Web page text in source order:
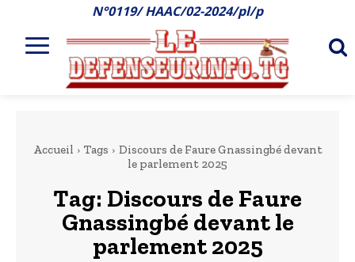
N°0119/ HAAC/02-2024/pl/p
Accueil Tags
Discours de Faure Gnassingbé devant
le parlement 2025
Tag: Discours de Faure
Gnassingbé devant le
parlement 2025